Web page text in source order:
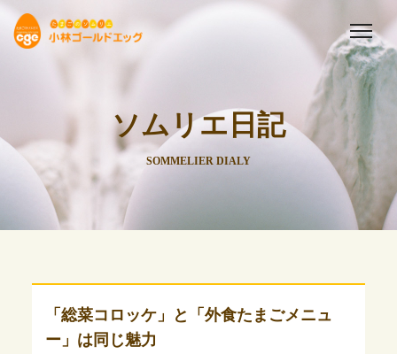
ソムリエ日記
SOMMELIER DIALY
「総菜コロッケ」と「外食たまごメニュ
ー」は同じ魅力